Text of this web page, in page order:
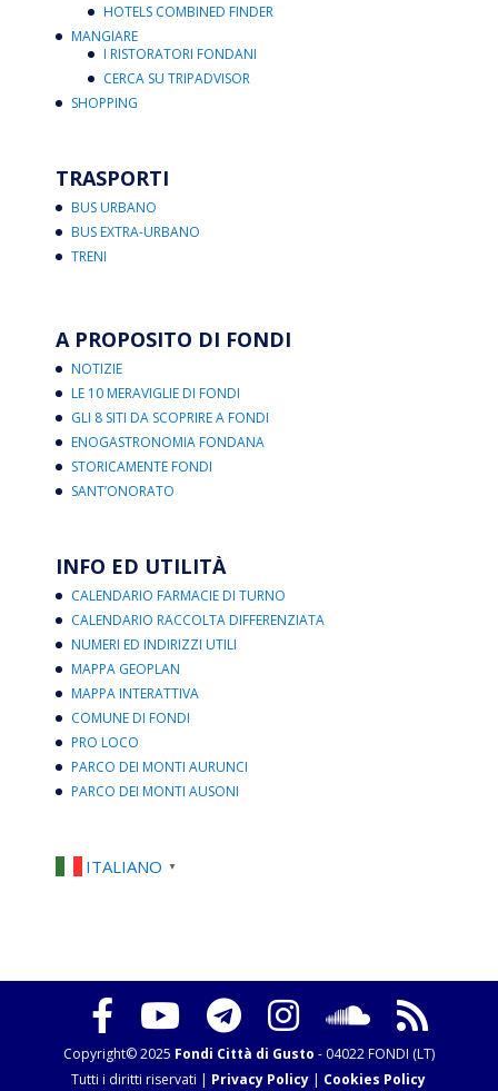
HOTELS COMBINED FINDER
MANGIARE
I RISTORATORI FONDANI
CERCA SU TRIPADVISOR
SHOPPING
TRASPORTI
BUS URBANO
BUS EXTRA-URBANO
TRENI
A PROPOSITO DI FONDI
NOTIZIE
LE 10 MERAVIGLIE DI FONDI
GLI 8 SITI DA SCOPRIRE A FONDI
ENOGASTRONOMIA FONDANA
STORICAMENTE FONDI
SANT’ONORATO
INFO ED UTILITÀ
CALENDARIO FARMACIE DI TURNO
CALENDARIO RACCOLTA DIFFERENZIATA
NUMERI ED INDIRIZZI UTILI
MAPPA GEOPLAN
MAPPA INTERATTIVA
COMUNE DI FONDI
PRO LOCO
PARCO DEI MONTI AURUNCI
PARCO DEI MONTI AUSONI
ITALIANO ▼
Copyright© 2025 Fondi Città di Gusto - 04022 FONDI (LT)
Tutti i diritti riservati | Privacy Policy | Cookies Policy